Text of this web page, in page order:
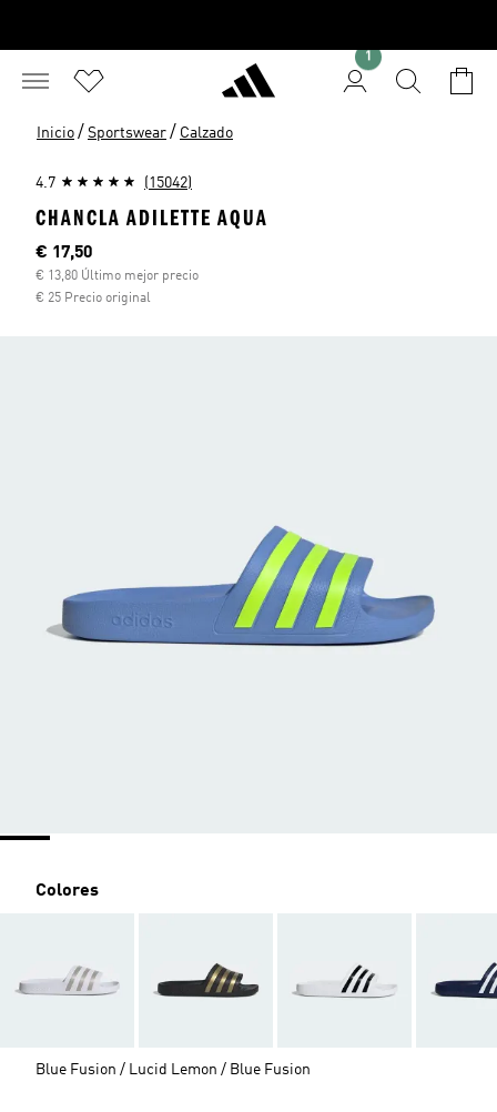
1
Inicio / Sportswear / Calzado
4.7 (15042)
CHANCLA ADILETTE AQUA
Precio actual
€ 17,50
€ 13,80 Último mejor precio
€ 25 Precio original
Colores
Blue Fusion / Lucid Lemon / Blue Fusion